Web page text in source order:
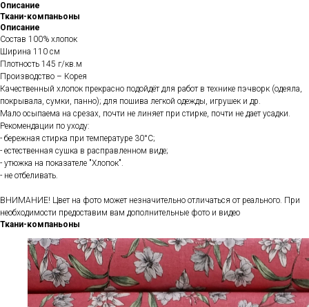
Описание
Ткани-компаньоны
Описание
Состав 100% хлопок
Ширина 110 см
Плотность 145 г/кв.м
Производство – Корея
Качественный хлопок прекрасно подойдёт для работ в технике пэчворк (одеяла,
покрывала, сумки, панно); для пошива легкой одежды, игрушек и др.
Мало осыпаема на срезах, почти не линяет при стирке, почти не дает усадки.
Рекомендации по уходу:
- бережная стирка при температуре 30°С;
- естественная сушка в расправленном виде;
- утюжка на показателе "Хлопок".
- не отбеливать.
ВНИМАНИЕ! Цвет на фото может незначительно отличаться от реального. При
необходимости предоставим вам дополнительные фото и видео
Ткани-компаньоны